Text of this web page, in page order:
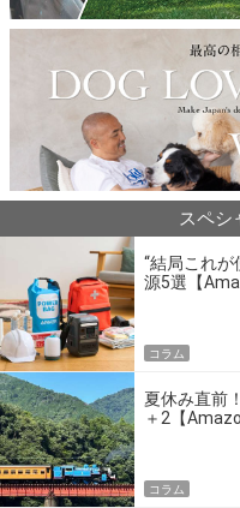
スペシ
“結局これ
源5選【
コラム
夏休み直前
＋2【
コラム